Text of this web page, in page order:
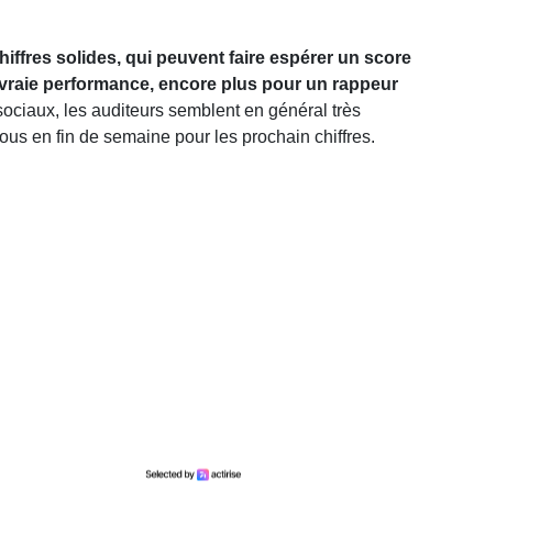
solides, qui peuvent faire espérer un score
performance, encore plus pour un rappeur
les auditeurs semblent en général très
en fin de semaine pour les prochain chiffres.